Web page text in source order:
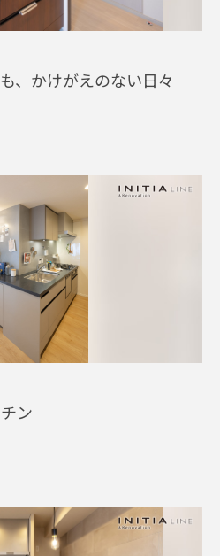
、かけがえのない日々
ン